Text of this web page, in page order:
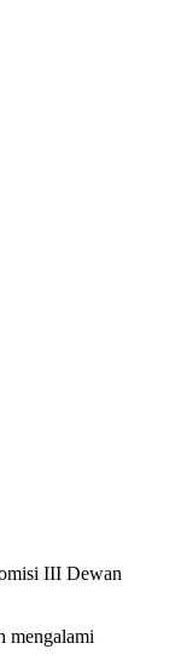
III Dewan
mengalami